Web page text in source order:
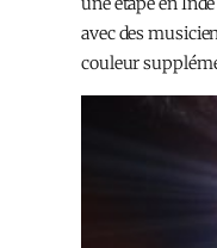
avec des
couleur